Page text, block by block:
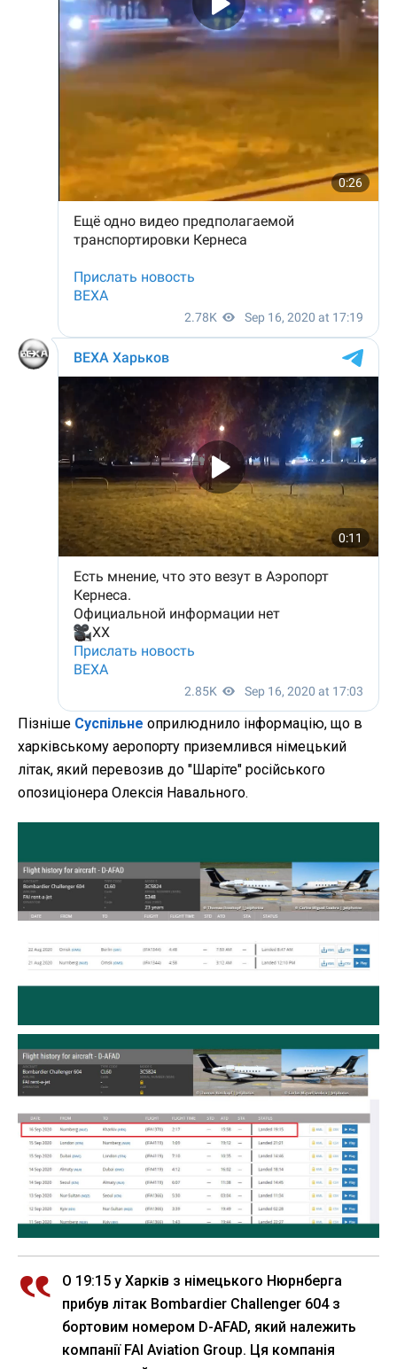
Пізніше Суспільне оприлюднило інформацію, що в
харківському аеропорту приземлився німецький
літак, який перевозив до "Шаріте" російського
опозиціонера Олексія Навального.
О 19:15 у Харків з німецького Нюрнберга
прибув літак Bombardier Challenger 604 з
бортовим номером D-AFAD, який належить
компанії FAI Aviation Group. Ця компанія